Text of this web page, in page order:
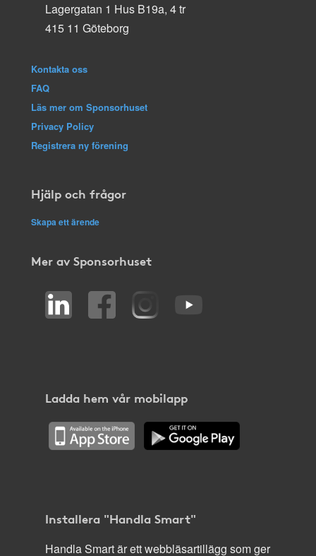
Lagergatan 1 Hus B19a, 4 tr
415 11 Göteborg
Kontakta oss
FAQ
Läs mer om Sponsorhuset
Privacy Policy
Registrera ny förening
Hjälp och frågor
Skapa ett ärende
Mer av Sponsorhuset
Ladda hem vår mobilapp
Installera "Handla Smart"
Handla Smart är ett webbläsartillägg som ger